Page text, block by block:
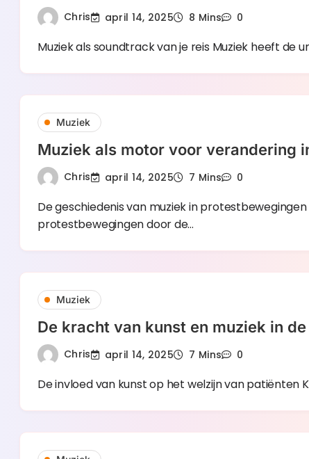
Chris april 14, 2025 8 Mins 0
Muziek als soundtrack van je reis Muziek heeft de
Muziek
Muziek als motor voor verandering
Chris april 14, 2025 7 Mins 0
De geschiedenis van muziek in
protestbewegingen door de…
Muziek
De kracht van kunst en muziek in
Chris april 14, 2025 7 Mins 0
De invloed van kunst op het welzijn van patiënten